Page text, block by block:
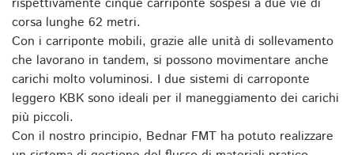
corsa lunghe 62 metri.
Con i carriponte mobili, grazie alle unità di sollevamento
che lavorano in tandem, si possono movimentare anche
carichi molto voluminosi. I due sistemi di carroponte
leggero KBK sono ideali per il maneggiamento dei carichi
più piccoli.
Con il nostro principio, Bednar FMT ha potuto realizzare